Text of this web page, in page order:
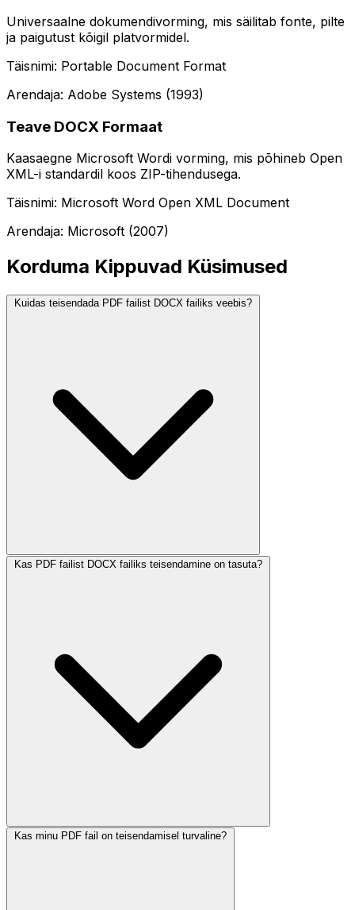
Universaalne dokumendivorming, mis säilitab fonte, pilte
ja paigutust kõigil platvormidel.
Täisnimi: Portable Document Format
Arendaja: Adobe Systems (1993)
Teave DOCX Formaat
Kaasaegne Microsoft Wordi vorming, mis põhineb Open
XML-i standardil koos ZIP-tihendusega.
Täisnimi: Microsoft Word Open XML Document
Arendaja: Microsoft (2007)
Korduma Kippuvad Küsimused
Kuidas teisendada PDF failist DOCX failiks veebis?
Kas PDF failist DOCX failiks teisendamine on tasuta?
Kas minu PDF fail on teisendamisel turvaline?